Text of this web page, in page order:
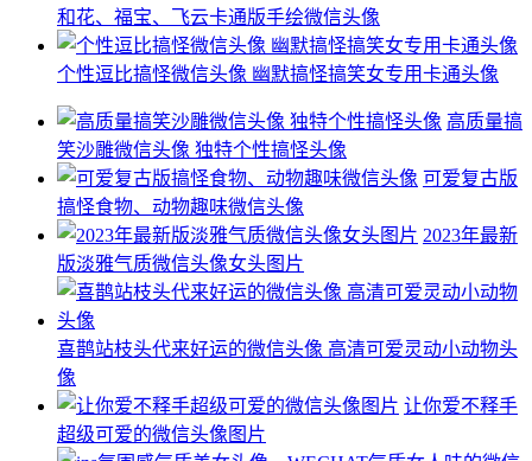
和花、福宝、飞云卡通版手绘微信头像
个性逗比搞怪微信头像 幽默搞怪搞笑女专用卡通头像
高质量搞
笑沙雕微信头像 独特个性搞怪头像
可爱复古版
搞怪食物、动物趣味微信头像
2023年最新
版淡雅气质微信头像女头图片
喜鹊站枝头代来好运的微信头像 高清可爱灵动小动物头
像
让你爱不释手
超级可爱的微信头像图片